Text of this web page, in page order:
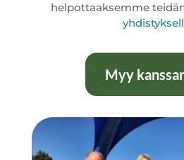
helpottaaksemme
Myy